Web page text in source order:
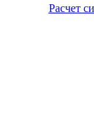
Расчет